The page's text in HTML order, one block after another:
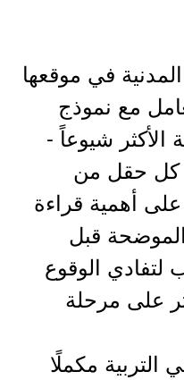
في موقعها
مع نموذج
الأكثر شيوعاً -
كل حقل من
أهمية قراءة
قبل
لتفادي الوقوع
على مرحلة
التربية مكملًا